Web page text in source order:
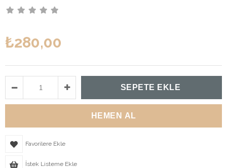
₺280,00
Favorilere Ekle
İstek Listeme Ekle